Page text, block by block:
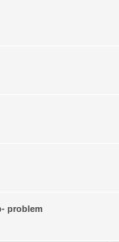
problem